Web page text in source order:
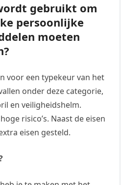
gebruikt om
persoonlijke
moeten
voor een typekeur van het
onder deze categorie,
en veiligheidshelm.
risico’s. Naast de eisen
eisen gesteld.